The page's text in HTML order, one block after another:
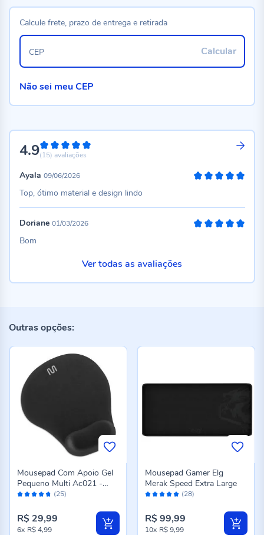
4.998%
(15) avaliações
Ayala 09/06/2026
Top, ótimo material e design lindo
Doriane 01/03/2026
Bom
Ver todas as avaliações
Calcule frete, prazo de entrega e retirada
Calcular
CEP
Não sei meu CEP
Outras opções:
Avaliação: (25)
Mousepad Com Apoio Gel
Pequeno Multi Ac021 -
Preto
R$ 29,99
6x R$ 4,99
Avaliação: (28)
Mousepad Gamer Elg
Merak Speed Extra Large
R$ 99,99
10x R$ 9,99